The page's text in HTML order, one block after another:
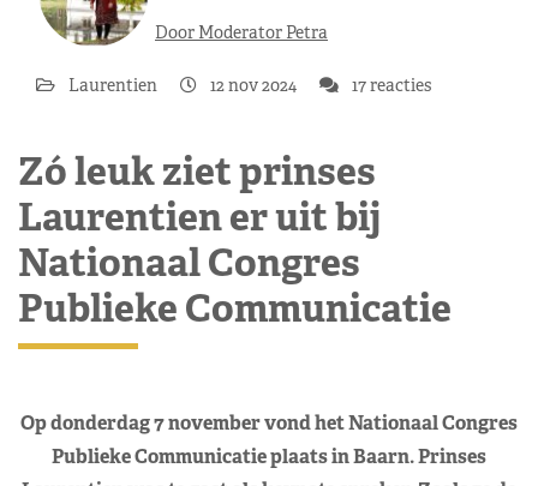
Door Moderator Petra
Laurentien 12 nov 2024 17 reacties
Zó leuk ziet prinses
Laurentien er uit bij
Nationaal Congres
Publieke Communicatie
Op donderdag 7 november vond het Nationaal Congres
Publieke Communicatie plaats in Baarn. Prinses